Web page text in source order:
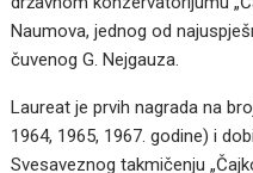
Naumova, jednog od
čuvenog G. Nejgauza.
Laureat je prvih nagrada na
1964, 1965, 1967. godine) i
Svesaveznog takmičenju